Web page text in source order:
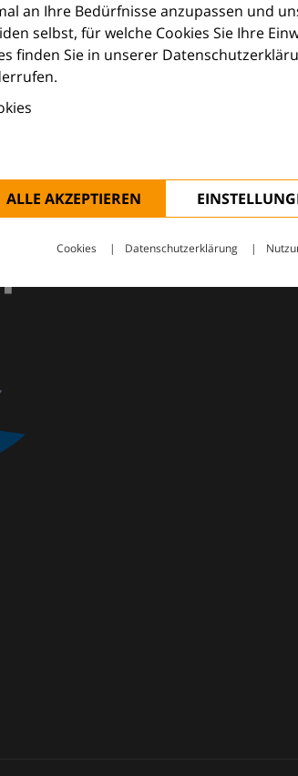
an Ihre Bedürfnisse anzupassen und
selbst, für welche Cookies Sie Ihre
finden Sie in unserer
ALLE AKZEPTIEREN
Cookies Datenschutzerklärung
– mit Wissen, Bildern und